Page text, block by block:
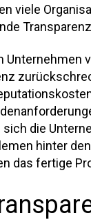
viele
Unternehmen
die
hinter
das fertige